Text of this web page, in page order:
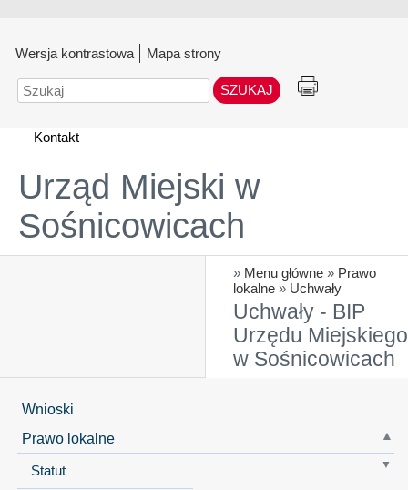
Wersja kontrastowa Mapa strony
Szukaj
Kontakt
Urząd Miejski w
Sośnicowicach
» Menu główne » Prawo
lokalne » Uchwały
Uchwały - BIP
Urzędu Miejskiego
w Sośnicowicach
Wnioski
Prawo lokalne
Statut